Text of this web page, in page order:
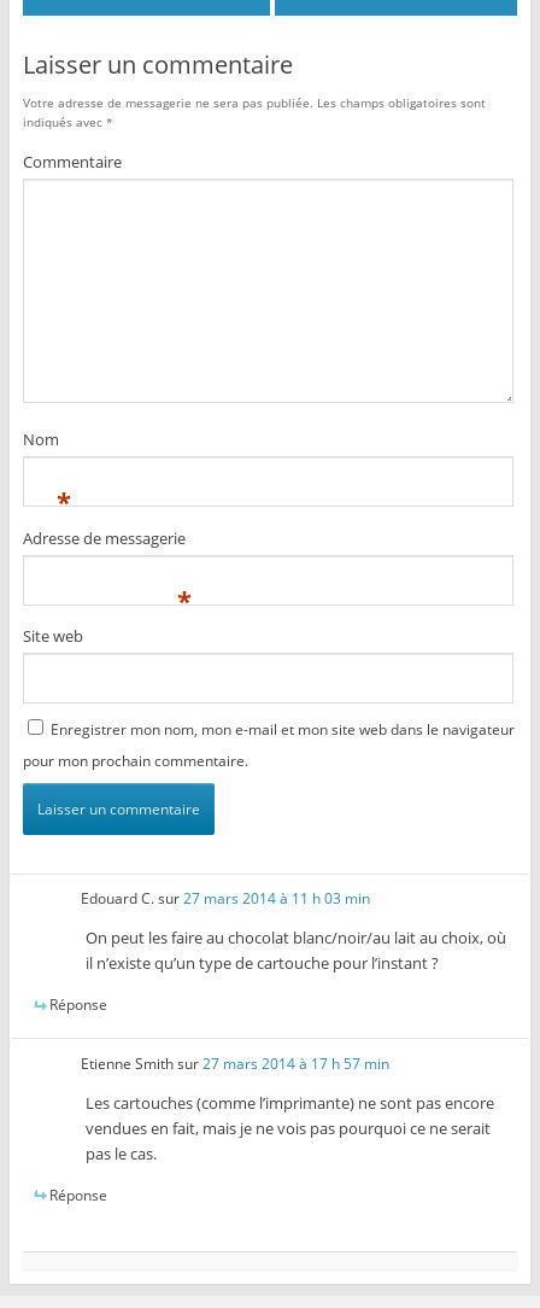
Laisser un commentaire
Votre adresse de messagerie ne sera pas publiée. Les champs obligatoires sont
indiqués avec *
Commentaire
Nom
*
Adresse de messagerie
*
Site web
Enregistrer mon nom, mon e-mail et mon site web dans le navigateur
pour mon prochain commentaire.
Edouard C.sur27 mars 2014 à 11 h 03 min
On peut les faire au chocolat blanc/noir/au lait au choix, où
il n’existe qu’un type de cartouche pour l’instant ?
Réponse
Etienne Smithsur27 mars 2014 à 17 h 57 min
Les cartouches (comme l’imprimante) ne sont pas encore
vendues en fait, mais je ne vois pas pourquoi ce ne serait
pas le cas.
Réponse